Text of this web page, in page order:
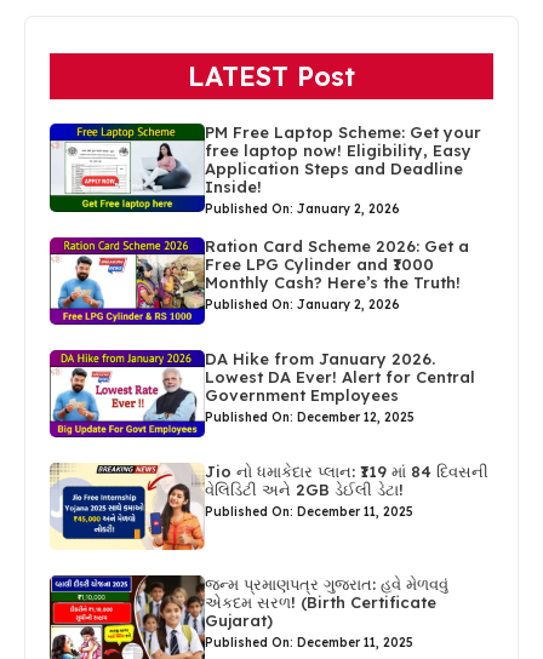
LATEST Post
PM Free Laptop Scheme: Get your
free laptop now! Eligibility, Easy
Application Steps and Deadline
Inside!
Published On: January 2, 2026
Ration Card Scheme 2026: Get a
Free LPG Cylinder and ₹1000
Monthly Cash? Here’s the Truth!
Published On: January 2, 2026
DA Hike from January 2026.
Lowest DA Ever! Alert for Central
Government Employees
Published On: December 12, 2025
Jio નો ધમાકેદાર પ્લાન: ₹119 માં 84 દિવસની
વેલિડિટી અને 2GB ડેઈલી ડેટા!
Published On: December 11, 2025
જન્મ પ્રમાણપત્ર ગુજરાત: હવે મેળવવું
એકદમ સરળ! (Birth Certificate
Gujarat)
Published On: December 11, 2025